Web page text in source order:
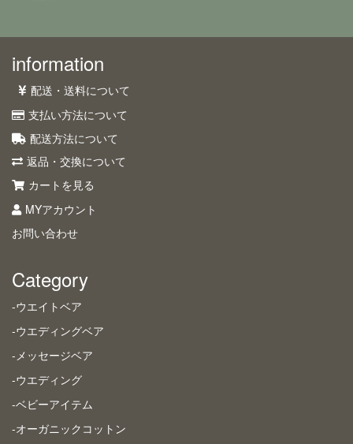
information
配送・送料について
支払い方法について
配送方法について
返品・交換について
カートを見る
MYアカウント
お問い合わせ
Category
-ウエイトベア
-ウエディングベア
-メッセージベア
-ウエディング
-ベビーアイテム
-オーガニックコットン